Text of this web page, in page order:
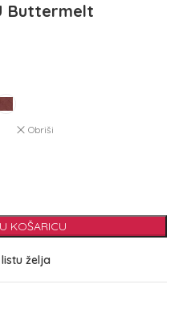
Buttermelt
Obriši
KOŠARICU
želja